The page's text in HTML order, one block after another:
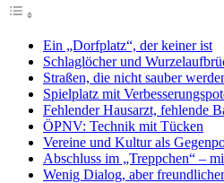
Ein „Dorfplatz“, der keiner ist
Schlaglöcher und
Straßen, die nicht sauber
Spielplatz mit
Fehlender Hausarzt, fehlende
ÖPNV: Technik mit Tücken
Vereine und Kultur als
Abschluss im „Treppchen“ –
Wenig Dialog, aber